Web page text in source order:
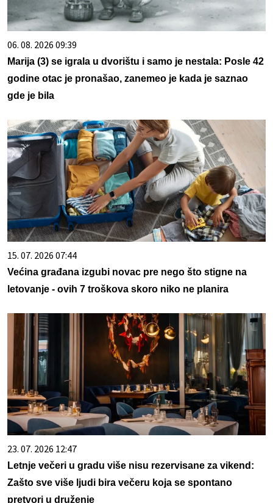
06. 08. 2026 09:39
Marija (3) se igrala u dvorištu i samo je nestala: Posle 42
godine otac je pronašao, zanemeo je kada je saznao
gde je bila
15. 07. 2026 07:44
Većina građana izgubi novac pre nego što stigne na
letovanje - ovih 7 troškova skoro niko ne planira
23. 07. 2026 12:47
Letnje večeri u gradu više nisu rezervisane za vikend:
Zašto sve više ljudi bira večeru koja se spontano
pretvori u druženje